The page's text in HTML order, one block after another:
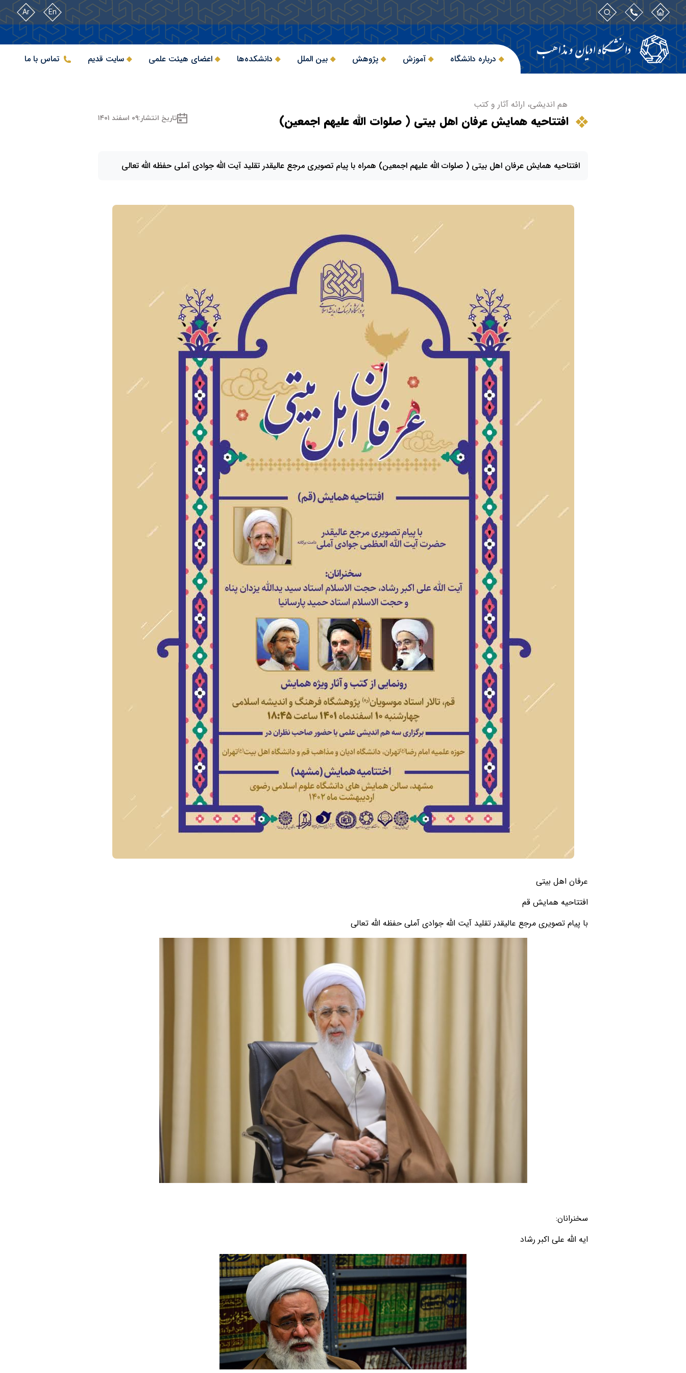
En
Ar
درباره دانشگاه آموزش پژوهش بین الملل دانشکده‌ها اعضای هیئت علمی سایت قدیم تماس با ما
هم اندیشی، ارائه آثار و کتب
افتتاحیه همایش عرفان اهل بیتی ( صلوات الله علیهم اجمعین) تاریخ انتشار:۰۹ اسفند ۱۴۰۱
افتتاحیه همایش عرفان اهل بیتی ( صلوات الله علیهم اجمعین) همراه با پیام تصویری مرجع عالیقدر تقلید آیت الله جوادی آملی حفظه الله تعالی
عرفان اهل بیتی
افتتاحیه همایش قم
با پیام تصویری مرجع عالیقدر تقلید آیت الله جوادی آملی حفظه الله تعالی
سخنرانان:
ایه الله علی اکبر رشاد